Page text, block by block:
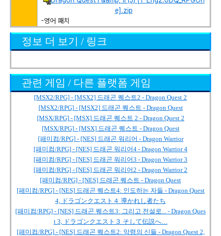
e].zip
-영어 패치
정보 더 보기 / 링크
관련 게임 / 다른 플랫폼 게임
[MSX2/RPG] - [MSX2] 드래곤 퀘스트2 - Dragon Quest 2
[MSX2/RPG] - [MSX2] 드래곤 퀘스트 - Dragon Quest
[MSX/RPG] - [MSX] 드래곤 퀘스트 2 - Dragon Quest 2
[MSX/RPG] - [MSX] 드래곤 퀘스트 - Dragon Quest
[패미컴/RPG] - [NES] 드래곤 워리어 - Dragon Warrior
[패미컴/RPG] - [NES] 드래곤 워리어4 - Dragon Warrior 4
[패미컴/RPG] - [NES] 드래곤 워리어3 - Dragon Warrior 3
[패미컴/RPG] - [NES] 드래곤 워리어2 - Dragon Warrior 2
[패미컴/RPG] - [NES] 드래곤 퀘스트 - Dragon Quest
[패미컴/RPG] - [NES] 드래곤 퀘스트4: 인도하는 자들 - Dragon Quest
4, ドラゴンクエスト４ 導かれし者たち
[패미컴/RPG] - [NES] 드래곤 퀘스트3: 그리고 전설로... - Dragon Ques
t 3, ドラゴンクエスト３ そして伝説へ…
[패미컴/RPG] - [NES] 드래곤 퀘스트2: 악령의 신들 - Dragon Quest 2,